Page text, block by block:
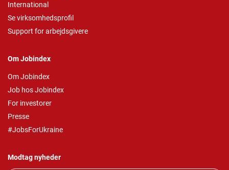
International
Se virksomhedsprofil
Support for arbejdsgivere
Om Jobindex
Om Jobindex
Job hos Jobindex
For investorer
Presse
#JobsForUkraine
Modtag nyheder